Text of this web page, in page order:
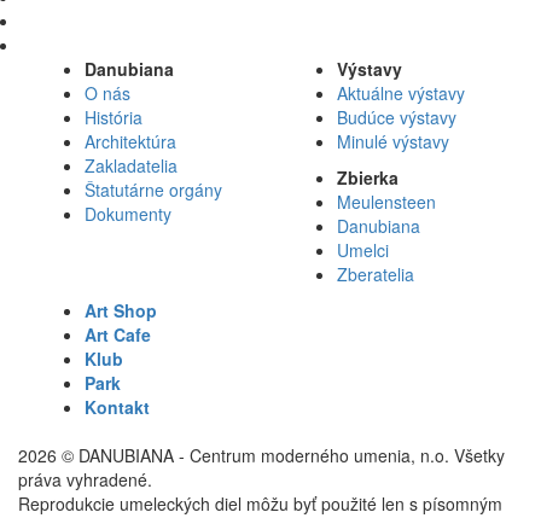
Danubiana
O nás
História
Architektúra
Zakladatelia
Štatutárne orgány
Dokumenty
Výstavy
Aktuálne výstavy
Budúce výstavy
Minulé výstavy
Zbierka
Meulensteen
Danubiana
Umelci
Zberatelia
Art Shop
Art Cafe
Klub
Park
Kontakt
2026 © DANUBIANA - Centrum moderného umenia, n.o. Všetky
práva vyhradené.
Reprodukcie umeleckých diel môžu byť použité len s písomným